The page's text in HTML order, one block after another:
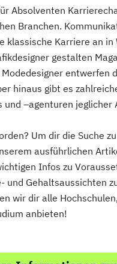
Absolventen
Branchen.
klassische Karriere an in
gestalten
entwerfen
hinaus gibt es
und –agenturen jeglicher
Um dir die Suche
ausführlichen
Infos zu
und Gehaltsaussichten
wir dir alle
anbieten!